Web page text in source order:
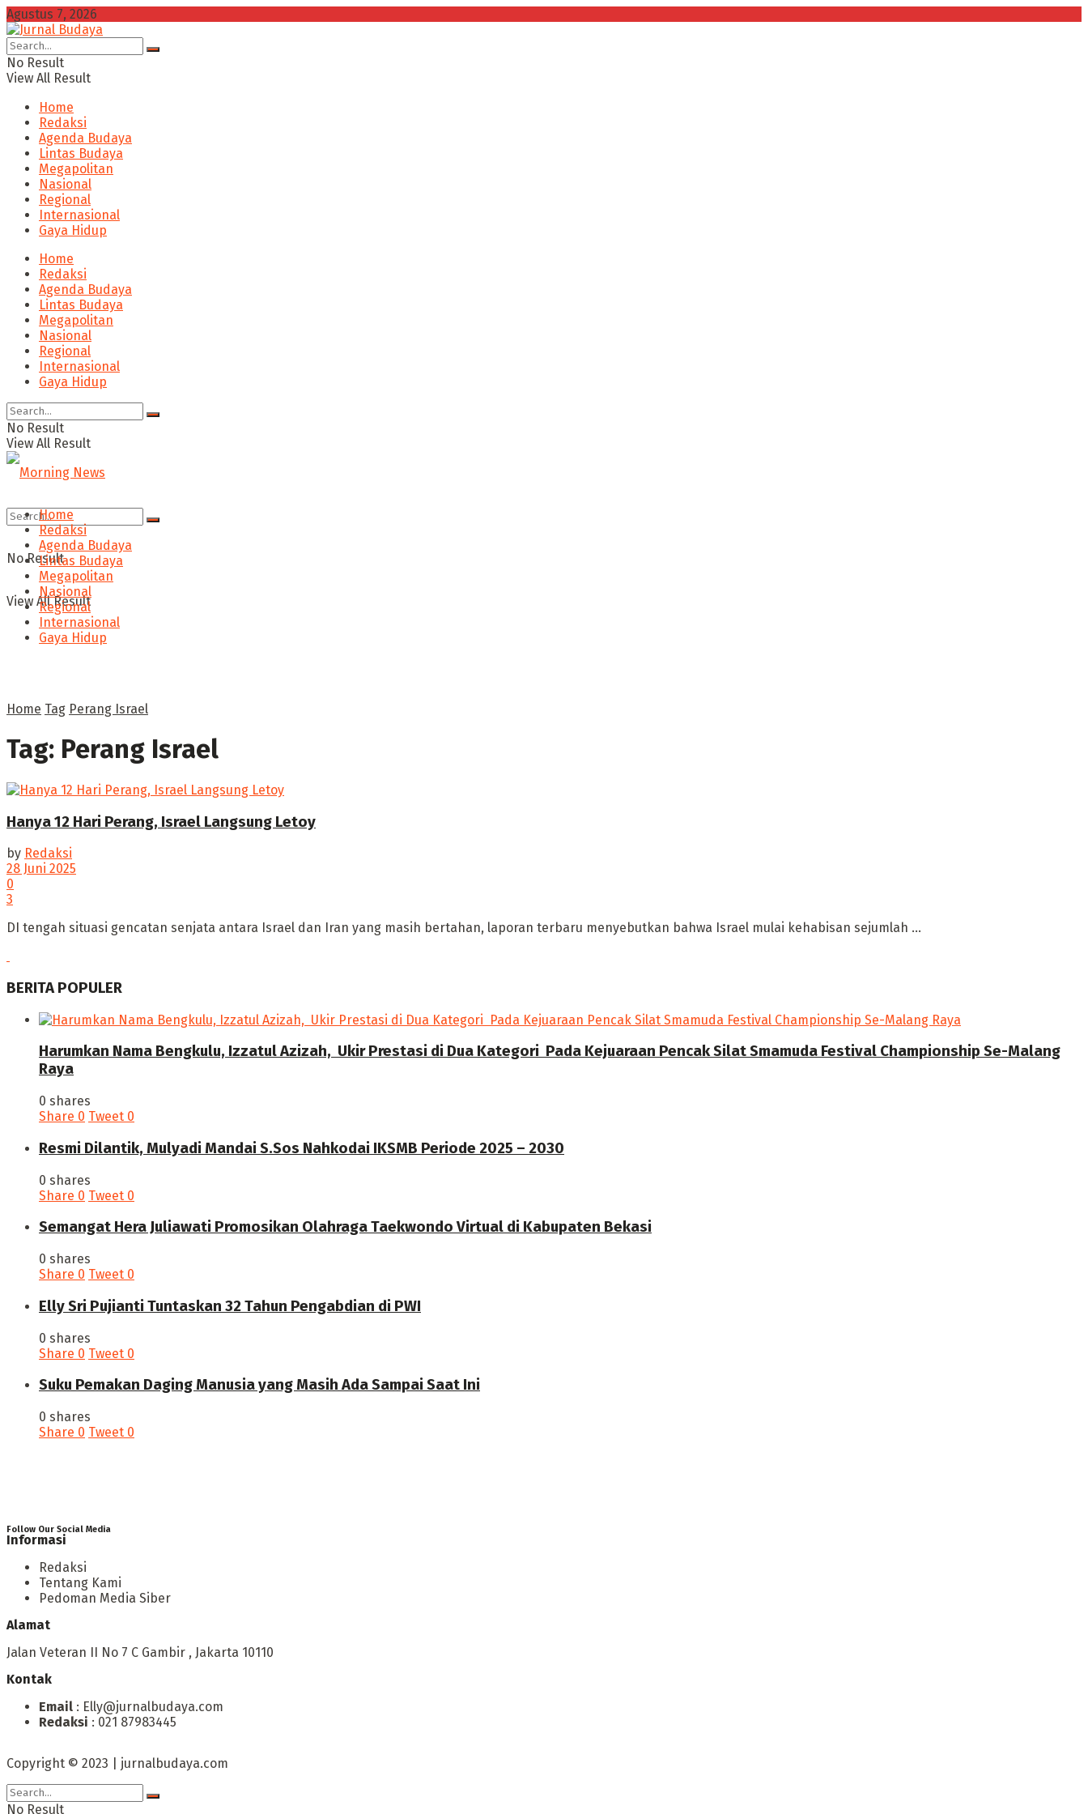
Agustus 7, 2026
No Result
View All Result
Home
Redaksi
Agenda Budaya
Lintas Budaya
Megapolitan
Nasional
Regional
Internasional
Gaya Hidup
Home
Redaksi
Agenda Budaya
Lintas Budaya
Megapolitan
Nasional
Regional
Internasional
Gaya Hidup
No Result
View All Result
No Result
View All Result
Home
Redaksi
Agenda Budaya
Lintas Budaya
Megapolitan
Nasional
Regional
Internasional
Gaya Hidup
Home Tag Perang Israel
Tag: Perang Israel
Hanya 12 Hari Perang, Israel Langsung Letoy
by Redaksi
28 Juni 2025
0
3
DI ‎tengah situasi gencatan senjata antara Israel dan Iran yang masih bertahan, laporan terbaru menyebutkan bahwa Israel mulai kehabisan sejumlah ...
BERITA POPULER
Harumkan Nama Bengkulu, Izzatul Azizah, Ukir Prestasi di Dua Kategori Pada Kejuaraan Pencak Silat Smamuda Festival Championship Se-Malang
Raya
0 shares
Share 0 Tweet 0
Resmi Dilantik, Mulyadi Mandai S.Sos Nahkodai IKSMB Periode 2025 – 2030
0 shares
Share 0 Tweet 0
Semangat Hera Juliawati Promosikan Olahraga Taekwondo Virtual di Kabupaten Bekasi
0 shares
Share 0 Tweet 0
Elly Sri Pujianti Tuntaskan 32 Tahun Pengabdian di PWI
0 shares
Share 0 Tweet 0
‎Suku Pemakan Daging Manusia yang Masih Ada Sampai Saat Ini
0 shares
Share 0 Tweet 0
Follow Our Social Media
Informasi
Redaksi
Tentang Kami
Pedoman Media Siber
Alamat
Jalan Veteran II No 7 C Gambir , Jakarta 10110
Kontak
Email : Elly@jurnalbudaya.com
Redaksi : 021 87983445
Copyright © 2023 | jurnalbudaya.com
No Result